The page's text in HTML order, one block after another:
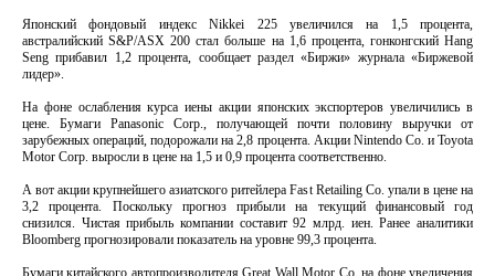
Японский фондовый индекс Nikkei 225 увеличился на 1,5 процента,
австралийский S&P/ASX 200 стал больше на 1,6 процента, гонконгский Hang
Seng прибавил 1,2 процента, сообщает раздел «Биржи» журнала «Биржевой
лидер».
На фоне ослабления курса иены акции японских экспортеров увеличились в
цене. Бумаги Panasonic Corp., получающей почти половину выручки от
зарубежных операций, подорожали на 2,8 процента. Акции Nintendo Co. и Toyota
Motor Corp. выросли в цене на 1,5 и 0,9 процента соответственно.
А вот акции крупнейшего азиатского ритейлера Fast Retailing Co. упали в цене на
3,2 процента. Поскольку прогноз прибыли на текущий финансовый год
снизился. Чистая прибыль компании составит 92 млрд. иен. Ранее аналитики
Bloomberg прогнозировали показатель на уровне 99,3 процента.
Бумаги китайского автопроизводителя Great Wall Motor Co. на фоне увеличения